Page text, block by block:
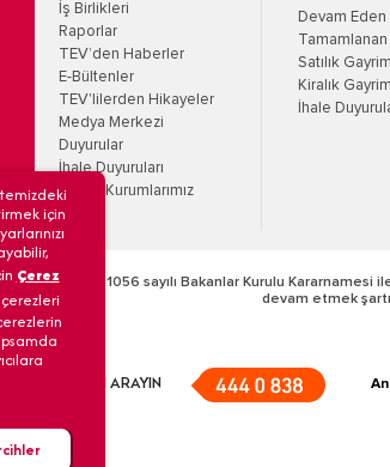
İş Birlikleri
Raporlar
TEV’den Haberler
E-Bültenler
TEV'lilerden Hikayeler
Medya Merkezi
Duyurular
İhale Duyuruları
Eğitim Kurumlarımız
Devam
Satılık
Kiralık
İhale
tarih ve 6/11056 sayılı Bakanlar Kurulu
devam etmek
Vakfı
gizlidir.
BİZİ ARAYIN
için
Çerez